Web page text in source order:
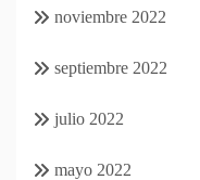
noviembre 2022
septiembre 2022
julio 2022
mayo 2022